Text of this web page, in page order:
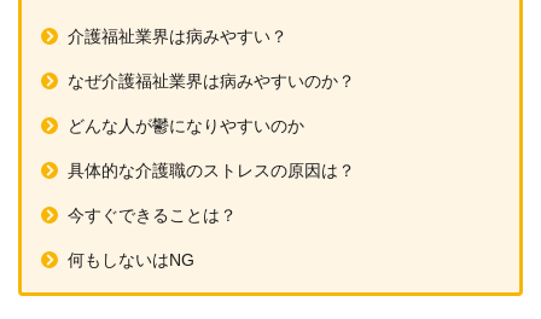
介護福祉業界は病みやすい？
なぜ介護福祉業界は病みやすいのか？
どんな人が鬱になりやすいのか
具体的な介護職のストレスの原因は？
今すぐできることは？
何もしないはNG